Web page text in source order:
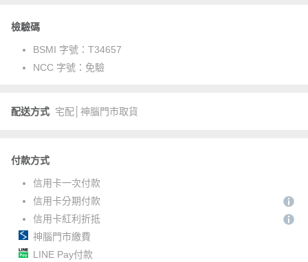
檢驗碼
BSMI 字號： T34657
NCC 字號： 免驗
配送方式 宅配│神腦門市取貨
付款方式
信用卡一次付款
信用卡分期付款
信用卡紅利折抵
神腦門市繳費
LINE Pay付款